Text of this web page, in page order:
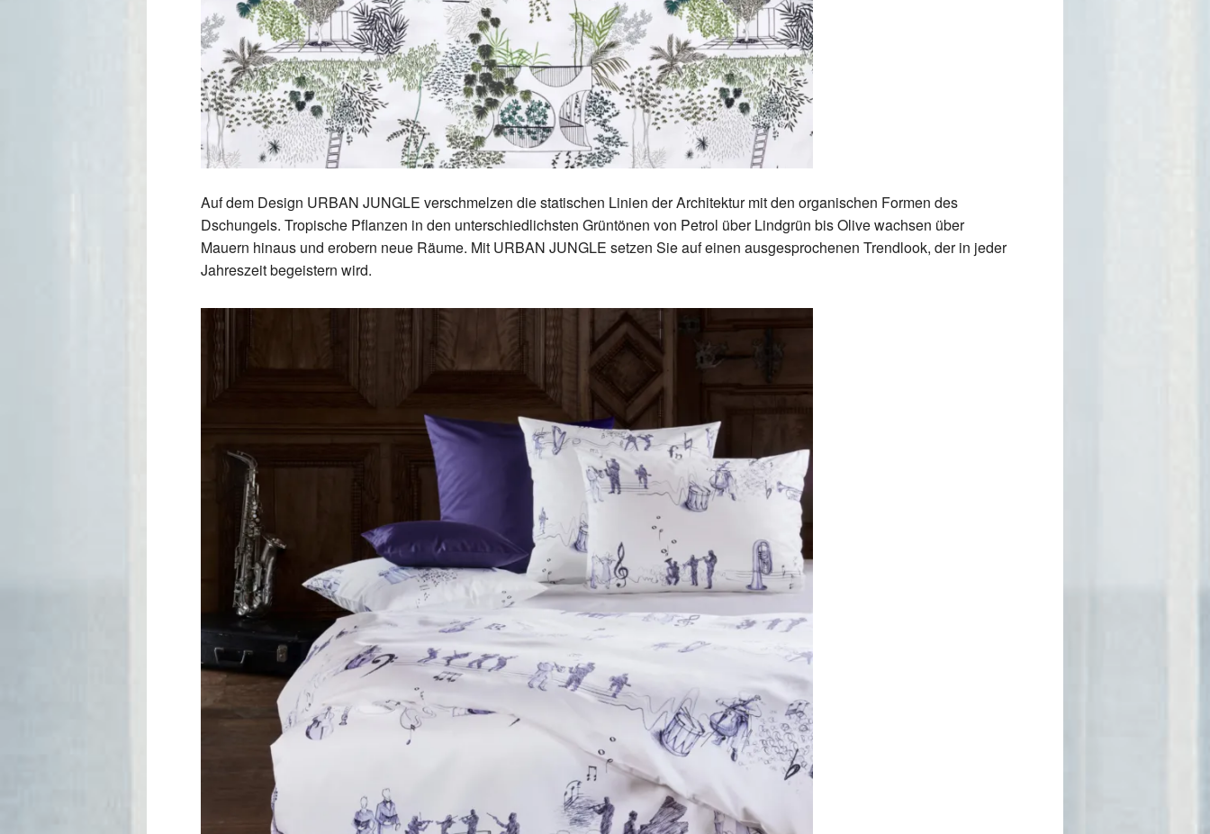
Auf dem Design URBAN JUNGLE verschmelzen die statischen Linien der Architektur mit den organischen Formen des
Dschungels. Tropische Pflanzen in den unterschiedlichsten Grüntönen von Petrol über Lindgrün bis Olive wachsen über
Mauern hinaus und erobern neue Räume. Mit URBAN JUNGLE setzen Sie auf einen ausgesprochenen Trendlook, der in jeder
Jahreszeit begeistern wird.